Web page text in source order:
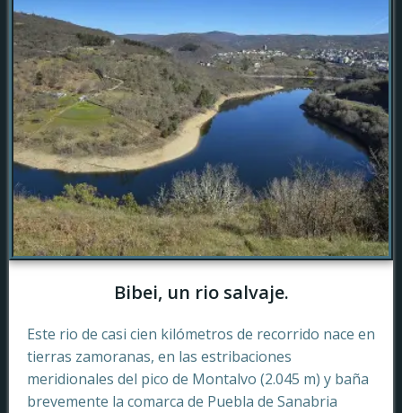
Bibei, un rio salvaje.
Este rio de casi cien kilómetros de recorrido nace en
tierras zamoranas, en las estribaciones
meridionales del pico de Montalvo (2.045 m) y baña
brevemente la comarca de Puebla de Sanabria